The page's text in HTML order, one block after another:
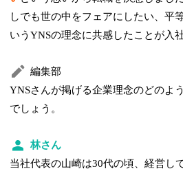
しでも世の中をフェアにしたい、平
いうYNSの理念に共感したことが入
編集部
YNSさんが掲げる企業理念のどのよ
でしょう。
林さん
当社代表の山崎は30代の頃、経営し